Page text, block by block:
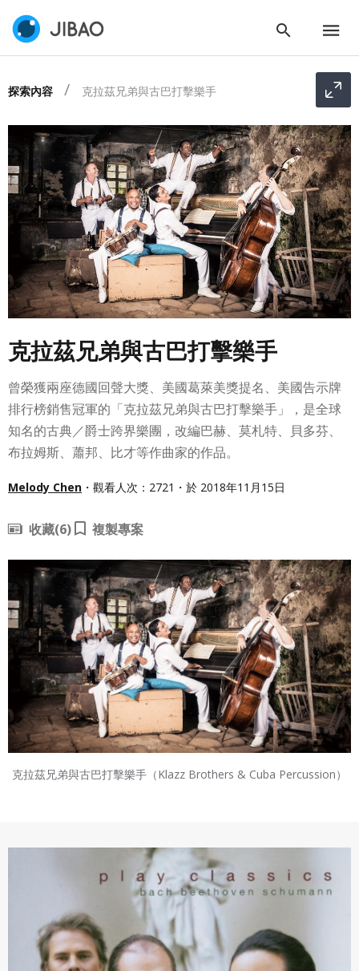
探索內容 克拉茲兄弟與古巴打擊樂手
克拉茲兄弟與古巴打擊樂手
曾榮獲兩座德國回聲大獎、美國葛萊美獎提名、美國告示牌
排行榜銷售冠軍的「克拉茲兄弟與古巴打擊樂手」，是全球
知名的古典／爵士跨界樂團，改編巴赫、莫札特、貝多芬、
布拉姆斯、蕭邦、比才等作曲家的作品。
Melody Chen ・觀看人次：2721・於 2018年11月15日
收藏(6) 複製專案
克拉茲兄弟與古巴打擊樂手（Klazz Brothers & Cuba Percussion）